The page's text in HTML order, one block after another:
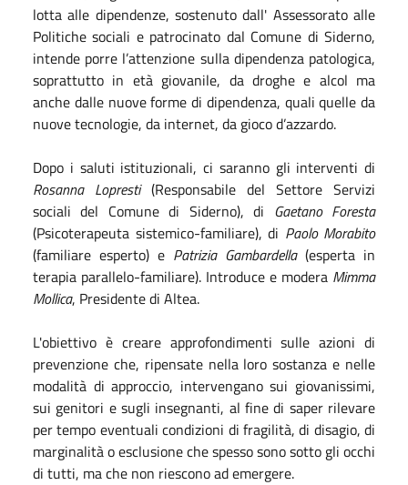
lotta alle dipendenze, sostenuto dall' Assessorato alle
Politiche sociali e patrocinato dal Comune di Siderno,
intende porre l’attenzione sulla dipendenza patologica,
soprattutto in età giovanile, da droghe e alcol ma
anche dalle nuove forme di dipendenza, quali quelle da
nuove tecnologie, da internet, da gioco d’azzardo.
Dopo i saluti istituzionali, ci saranno gli interventi di
Rosanna Lopresti(Responsabile del Settore Servizi
sociali del Comune di Siderno), di Gaetano Foresta
(Psicoterapeuta sistemico-familiare), di Paolo Morabito
(familiare esperto) e Patrizia Gambardella(esperta in
terapia parallelo-familiare). Introduce e modera Mimma
Mollica, Presidente di Altea.
L'obiettivo è creare approfondimenti sulle azioni di
prevenzione che, ripensate nella loro sostanza e nelle
modalità di approccio, intervengano sui giovanissimi,
sui genitori e sugli insegnanti, al fine di saper rilevare
per tempo eventuali condizioni di fragilità, di disagio, di
marginalità o esclusione che spesso sono sotto gli occhi
di tutti, ma che non riescono ad emergere.